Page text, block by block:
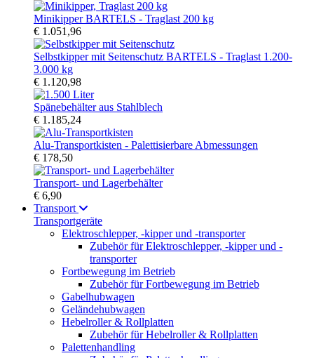
Minikipper BARTELS - Traglast 200 kg
€ 1.051,96
Selbstkipper mit Seitenschutz BARTELS - Traglast 1.200-
3.000 kg
€ 1.120,98
Spänebehälter aus Stahlblech
€ 1.185,24
Alu-Transportkisten - Palettisierbare Abmessungen
€ 178,50
Transport- und Lagerbehälter
€ 6,90
Transport
Transportgeräte
Elektroschlepper, -kipper und -transporter
Zubehör für Elektroschlepper, -kipper und -
transporter
Fortbewegung im Betrieb
Zubehör für Fortbewegung im Betrieb
Gabelhubwagen
Geländehubwagen
Hebelroller & Rollplatten
Zubehör für Hebelroller & Rollplatten
Palettenhandling